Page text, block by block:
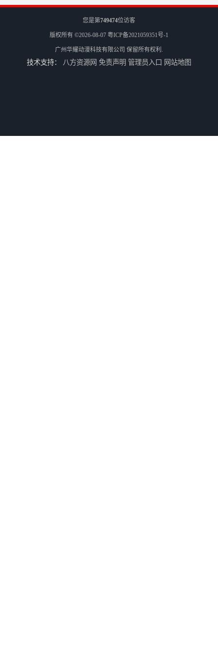
您是第749474位访客
版权所有 ©2026-08-07 粤ICP备2021059351号-1
广州华耀动漫科技有限公司 保留所有权利.
技术支持： 八方资源网 免责声明 管理员入口 网站地图